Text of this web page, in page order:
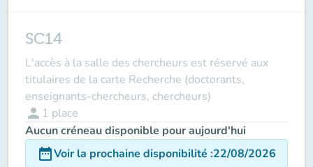
SC14
L'accès à la salle des chercheurs est réservé aux
titulaires de la carte Recherche (doctorants,
enseignants-chercheurs, chercheurs)
person 1 place
Aucun créneau disponible pour aujourd'hui
date_rangeVoir la prochaine disponibilité :22/08/2026